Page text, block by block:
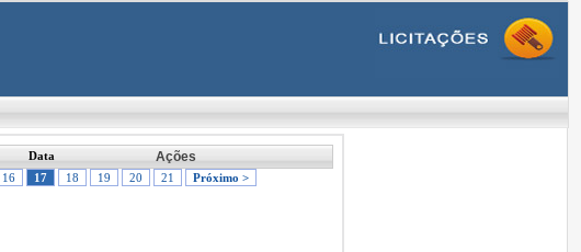
Data Ações
16 17 18 19 20 21 Próximo >